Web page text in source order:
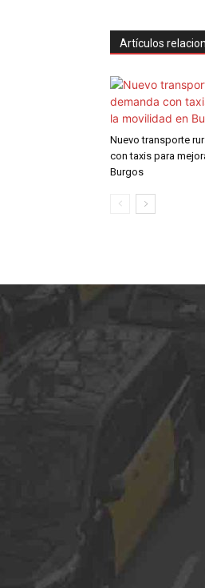
Artículos
Nuevo transporte
con taxis para
Burgos